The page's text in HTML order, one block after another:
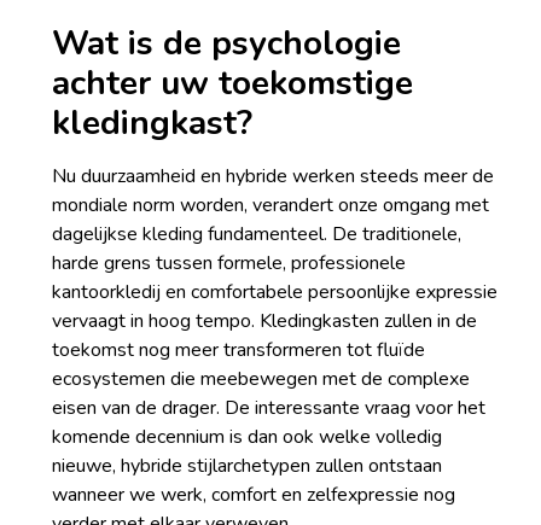
Wat is de psychologie
achter uw toekomstige
kledingkast?
Nu duurzaamheid en hybride werken steeds meer de
mondiale norm worden, verandert onze omgang met
dagelijkse kleding fundamenteel. De traditionele,
harde grens tussen formele, professionele
kantoorkledij en comfortabele persoonlijke expressie
vervaagt in hoog tempo. Kledingkasten zullen in de
toekomst nog meer transformeren tot fluïde
ecosystemen die meebewegen met de complexe
eisen van de drager. De interessante vraag voor het
komende decennium is dan ook welke volledig
nieuwe, hybride stijlarchetypen zullen ontstaan
wanneer we werk, comfort en zelfexpressie nog